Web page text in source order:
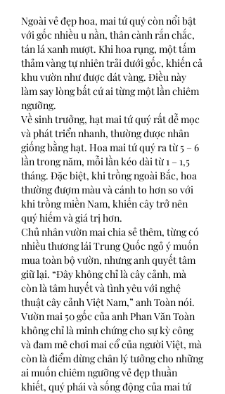
Ngoài vẻ đẹp hoa, mai tứ quý còn nổi bật
với gốc nhiều u nần, thân cành rắn chắc,
tán lá xanh mượt. Khi hoa rụng, một tấm
thảm vàng tự nhiên trải dưới gốc, khiến cả
khu vườn như được dát vàng. Điều này
làm say lòng bất cứ ai từng một lần chiêm
ngưỡng.
Về sinh trưởng, hạt mai tứ quý rất dễ mọc
và phát triển nhanh, thường được nhân
giống bằng hạt. Hoa mai tứ quý ra từ 5 – 6
lần trong năm, mỗi lần kéo dài từ 1 – 1,5
tháng. Đặc biệt, khi trồng ngoài Bắc, hoa
thường đượm màu và cánh to hơn so với
khi trồng miền Nam, khiến cây trở nên
quý hiếm và giá trị hơn.
Chủ nhân vườn mai chia sẻ thêm, từng có
nhiều thương lái Trung Quốc ngỏ ý muốn
mua toàn bộ vườn, nhưng anh quyết tâm
giữ lại. “Đây không chỉ là cây cảnh, mà
còn là tâm huyết và tình yêu với nghệ
thuật cây cảnh Việt Nam,” anh Toàn nói.
Vườn mai 50 gốc của anh Phan Văn Toàn
không chỉ là minh chứng cho sự kỳ công
và đam mê chơi mai cổ của người Việt, mà
còn là điểm dừng chân lý tưởng cho những
ai muốn chiêm ngưỡng vẻ đẹp thuần
khiết, quý phái và sống động của mai tứ